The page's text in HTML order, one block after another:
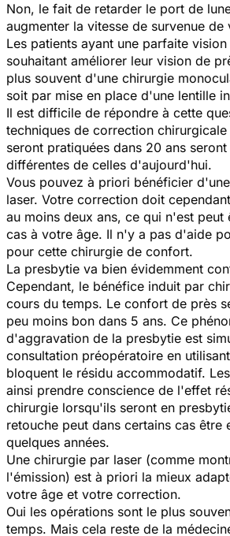
Non, le fait de retarder le port de
augmenter la vitesse de survenue
Les patients ayant une parfaite
souhaitant améliorer leur vision de
plus souvent d'une chirurgie
soit par mise en place d'une lentille
Il est difficile de répondre à cette
techniques de correction
seront pratiquées dans 20 ans
différentes de celles d'aujourd'hui.
Vous pouvez à priori bénéficier
laser. Votre correction doit
au moins deux ans, ce qui n'est peut
cas à votre âge. Il n'y a pas d'aide
pour cette chirurgie de confort.
La presbytie va bien évidemment
Cependant, le bénéfice induit par
cours du temps. Le confort de près
peu moins bon dans 5 ans. Ce
d'aggravation de la presbytie est
consultation préopératoire en
bloquent le résidu accommodatif.
ainsi prendre conscience de l'effet
chirurgie lorsqu'ils seront en
retouche peut dans certains cas être
quelques années.
Une chirurgie par laser (comme
l'émission) est à priori la mieux
votre âge et votre correction.
Oui les opérations sont le plus
temps. Mais cela reste de la